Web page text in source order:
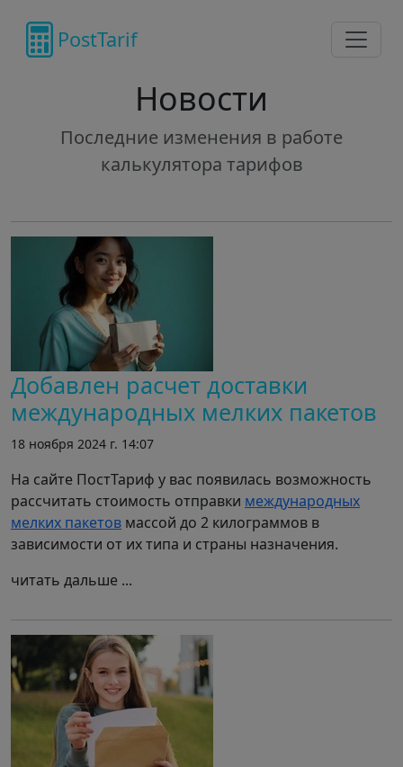
PostTarif
Новости
Последние изменения в работе
калькулятора тарифов
Добавлен расчет доставки
международных мелких пакетов
18 ноября 2024 г. 14:07
На сайте ПостТариф у вас появилась возможность
рассчитать стоимость отправки международных
мелких пакетов массой до 2 килограммов в
зависимости от их типа и страны назначения.
читать дальше ...